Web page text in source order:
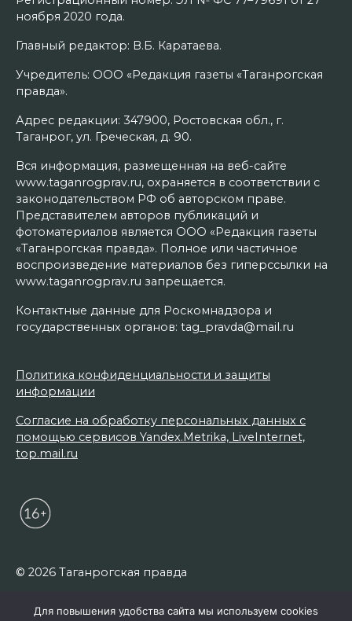
ноября 2020 года.
Главный редактор: В.Б. Каратаева.
Учредитель: ООО «Редакция газеты «Таганрогская
правда».
Адрес редакции: 347900, Ростовская обл., г.
Таганрог, ул. Греческая, д. 90.
Вся информация, размещенная на веб-сайте
www.taganrogprav.ru, охраняется в соответствии с
законодательством РФ об авторском праве.
Представителем авторов публикаций и
фотоматериалов является ООО «Редакция газеты
«Таганрогская правда». Полное или частичное
воспроизведение материалов без гиперссылки на
www.taganrogprav.ru запрещается.
Контактные данные для Роскомнадзора и
государственных органов: tag_pravda@mail.ru
Политика конфиденциальности и защиты
информации
Согласие на обработку персональных данных с
помощью сервисов Yandex.Metrika, LiveInternet,
top.mail.ru
© 2026 Таганрогская правда
Для повышения удобства сайта мы используем cookies